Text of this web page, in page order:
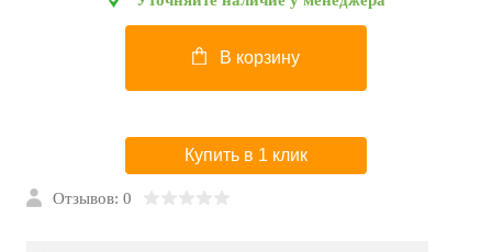
В корзину
Купить в 1 клик
Отзывов: 0